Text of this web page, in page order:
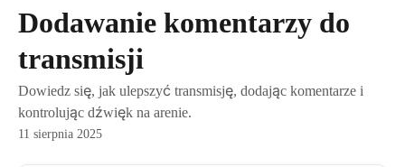
Dodawanie komentarzy do
transmisji
Dowiedz się, jak ulepszyć transmisję, dodając komentarze i
kontrolując dźwięk na arenie.
11 sierpnia 2025